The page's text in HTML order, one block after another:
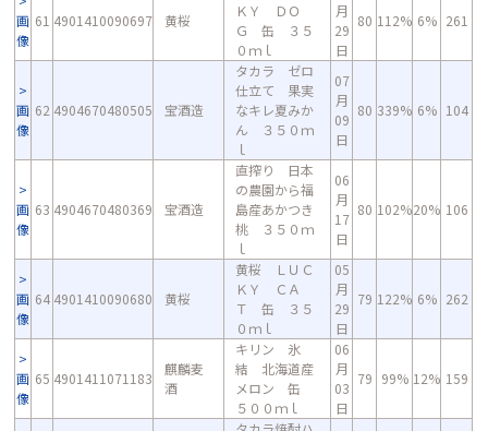
画
像
61 4901410090697 黄桜
ＫＹ ＤＯ
Ｇ 缶 ３５
０ｍｌ
月
29
日
80 112% 6% 261
画
像
62 4904670480505 宝酒造
タカラ ゼロ
仕立て 果実
なキレ夏みか
ん ３５０ｍ
ｌ
07
月
09
日
80 339% 6% 104
画
像
63 4904670480369 宝酒造
直搾り 日本
の農園から福
島産あかつき
桃 ３５０ｍ
ｌ
06
月
17
日
80 102%20% 106
画
像
64 4901410090680 黄桜
黄桜 ＬＵＣ
ＫＹ ＣＡ
Ｔ 缶 ３５
０ｍｌ
05
月
29
日
79 122% 6% 262
画
像
65 4901411071183
麒麟麦
酒
キリン 氷
結 北海道産
メロン 缶
５００ｍｌ
06
月
03
日
79 99% 12% 159